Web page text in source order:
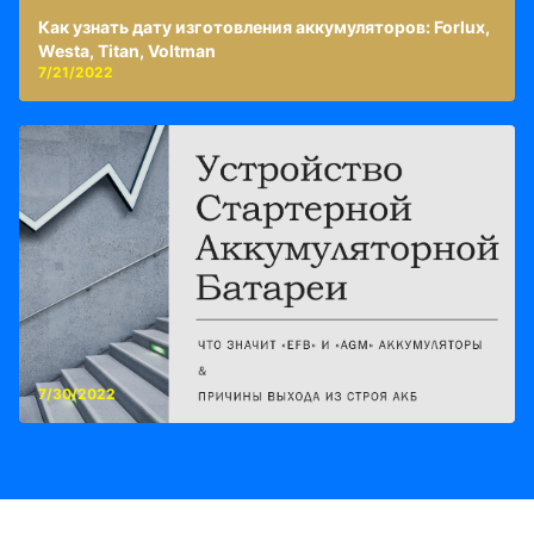
Как узнать дату изготовления аккумуляторов: Forlux,
Westa, Titan, Voltman
7/21/2022
7/30/2022